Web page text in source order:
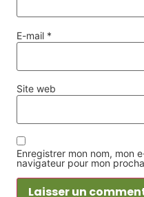
E-mail *
Site web
Enregistrer mon nom, mon
navigateur pour mon